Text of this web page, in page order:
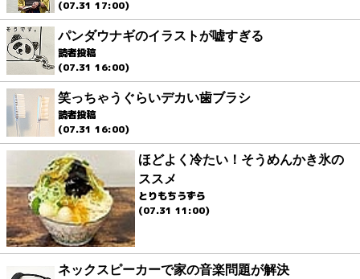
(07.31 17:00)
パンダウナギのイラストが嘘すぎる
読者投稿
(07.31 16:00)
笑っちゃうぐらいデカい歯ブラシ
読者投稿
(07.31 16:00)
ほどよく冷たい！そうめんかき氷の
ススメ
とりもちうずら
(07.31 11:00)
ネックスピーカーで家の音楽問題が解決